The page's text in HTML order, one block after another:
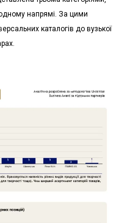
напрямі. За цими
каталогів до вузької